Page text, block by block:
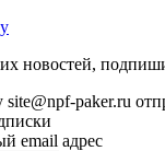
новостей,
site@npf-paker.ru
email адрес